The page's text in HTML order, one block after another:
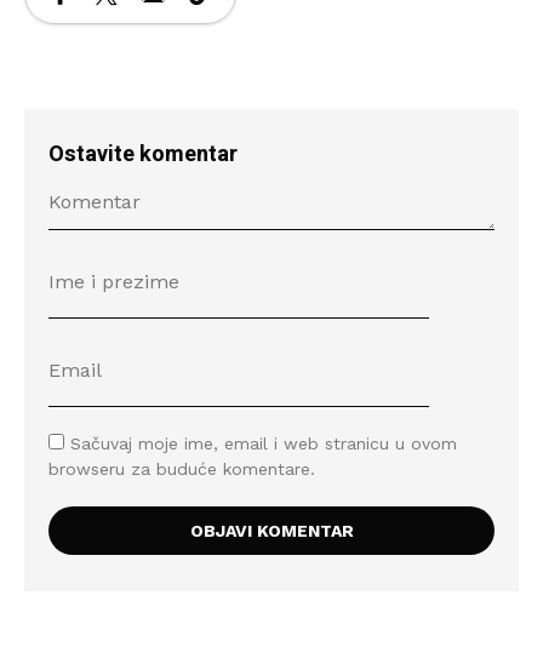
Ostavite komentar
Sačuvaj moje ime, email i web stranicu u ovom
browseru za buduće komentare.